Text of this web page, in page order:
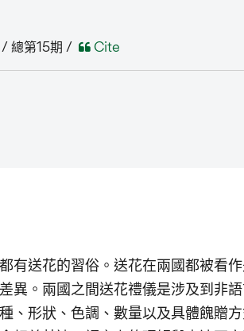
總第15期 / Cite
有送花的習俗。送花在兩國都被看
異。兩國之間送花禮儀是涉及到非
、形狀、色調、數量以及具體餽贈